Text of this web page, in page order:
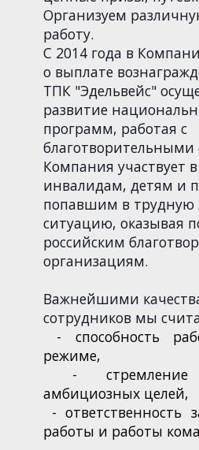
Организуем
работу.
С 2014 года в
о выплате
ТПК "Эдельвейс"
развитие
программ, работая с
Компания участвует
инвалидам, детям и
попавшим в трудную
ситуацию, оказывая
российским
организациям.
Важнейшими
сотрудников мы
- способность
режиме,
- стремление
амбициозных целей,
- ответственность
работы и работы